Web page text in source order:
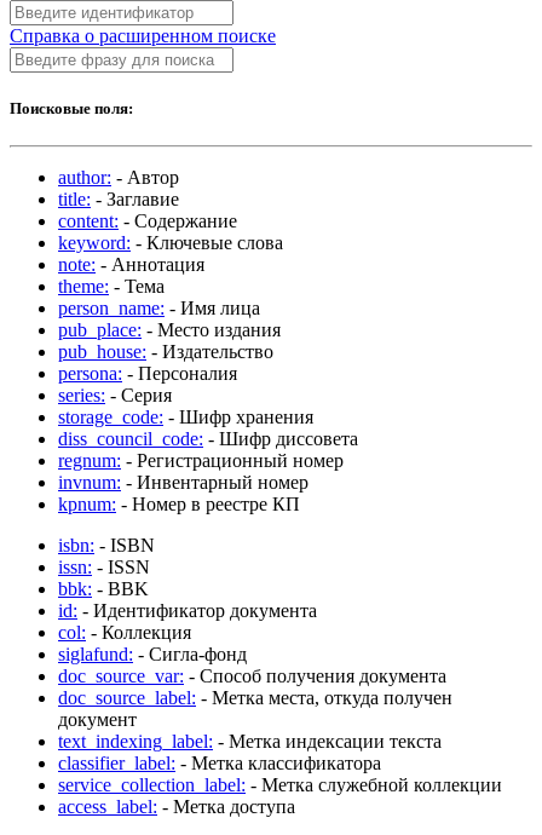
Справка о расширенном поиске
Поисковые поля:
author: - Автор
title: - Заглавие
content: - Содержание
keyword: - Ключевые слова
note: - Аннотация
theme: - Тема
person_name: - Имя лица
pub_place: - Место издания
pub_house: - Издательство
persona: - Персоналия
series: - Серия
storage_code: - Шифр хранения
diss_council_code: - Шифр диссовета
regnum: - Регистрационный номер
invnum: - Инвентарный номер
kpnum: - Номер в реестре КП
isbn: - ISBN
issn: - ISSN
bbk: - BBK
id: - Идентификатор документа
col: - Коллекция
siglafund: - Сигла-фонд
doc_source_var: - Способ получения документа
doc_source_label: - Метка места, откуда получен
документ
text_indexing_label: - Метка индексации текста
classifier_label: - Метка классификатора
service_collection_label: - Метка служебной коллекции
access_label: - Метка доступа